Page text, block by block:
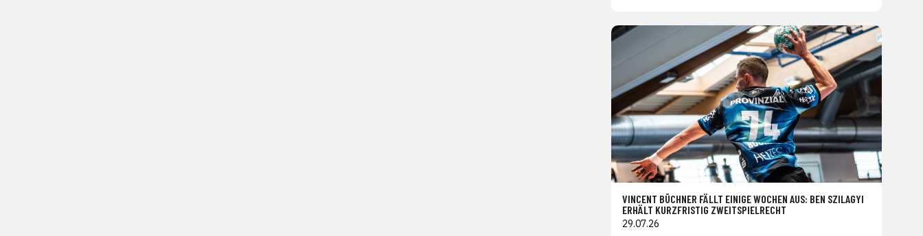
VINCENT BÜCHNER FÄLLT EINIGE WOCHEN AUS: BEN SZILAGYI
ERHÄLT KURZFRISTIG ZWEITSPIELRECHT
29.07.26